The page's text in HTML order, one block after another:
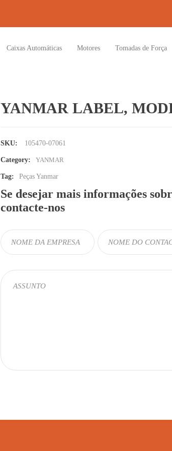
Caixas Automáticas Motores Tomadas de Força
YANMAR LABEL,
SKU: 105470-07061
Category: YANMAR
Tag: Peças Yanmar
Se desejar mais informações
contacte-nos